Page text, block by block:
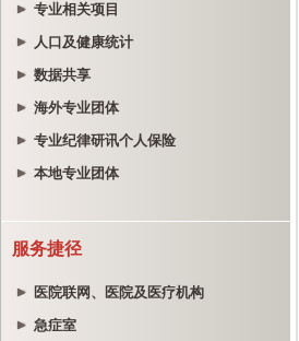
专业相关项目
人口及健康统计
数据共享
海外专业团体
专业纪律研讯个人保险
本地专业团体
服务捷径
医院联网、医院及医疗机构
急症室